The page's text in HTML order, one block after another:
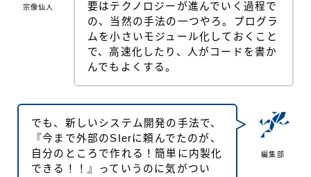
宗像仙人
要はテクノロジーが進んでいく過程で
の、当然の手法の一つやろ。プログラ
ムを小さいモジュール化しておくこと
で、高速化したり、人がコードを書か
んでもよくする。
編集部
でも、新しいシステム開発の手法で、
『今まで外部のSIerに頼んでたのが、
自分のところで作れる！簡単に内製化
できる！！』っていうのに気がつい